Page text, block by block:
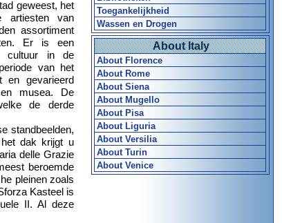
Toegankelijkheid
Wassen en Drogen
About Italy
About Florence
About Rome
About Siena
About Mugello
About Pisa
About Liguria
About Versilia
About Turin
About Venice
geweest, het
artiesten van
assortiment
Er is een
cultuur in de
van het
en gevarieerd
musea. De
de derde
standbeelden,
het dak krijgt u
delle Grazie
beroemde
pleinen zoals
Kasteel is
II. Al deze